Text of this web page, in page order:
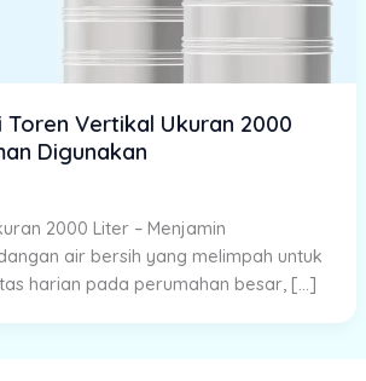
Toren Vertikal Ukuran 2000
Digunakan
2000 Liter – Menjamin
air bersih yang melimpah untuk
harian pada perumahan besar, […]